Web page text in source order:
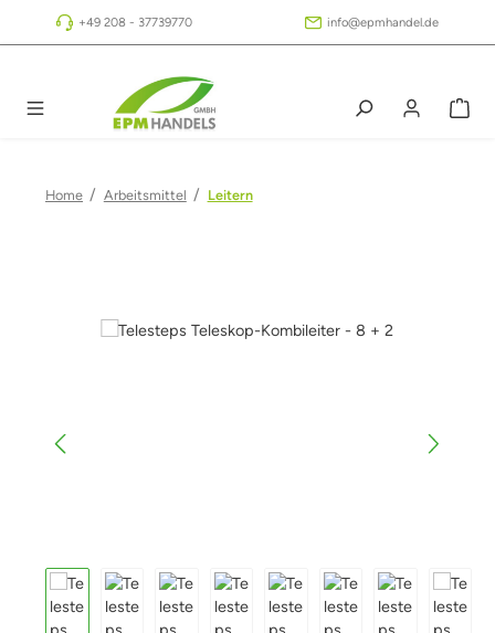
Zum Hauptinhalt springen
+49 208 - 37739770 info@epmhandel.de
Home / Arbeitsmittel / Leitern
Bildergalerie überspringen